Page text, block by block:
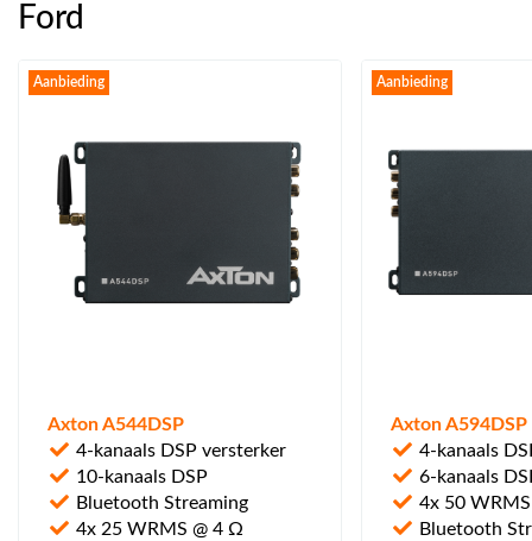
Ford
Aanbieding
Axton A544DSP
4-kanaals DSP versterker
10-kanaals DSP
Bluetooth Streaming
4x 25 WRMS @ 4 Ω
Aanbieding
Axton A594DSP
4-kanaals
6-kanaals
4x 50
Bluetooth